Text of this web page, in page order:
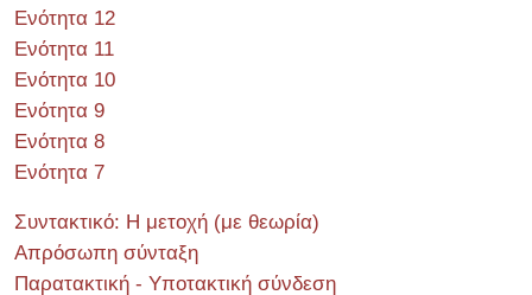
Ενότητα 12
Ενότητα 11
Ενότητα 10
Ενότητα 9
Ενότητα 8
Ενότητα 7
Συντακτικό: Η μετοχή (με θεωρία)
Απρόσωπη σύνταξη
Παρατακτική - Υποτακτική σύνδεση